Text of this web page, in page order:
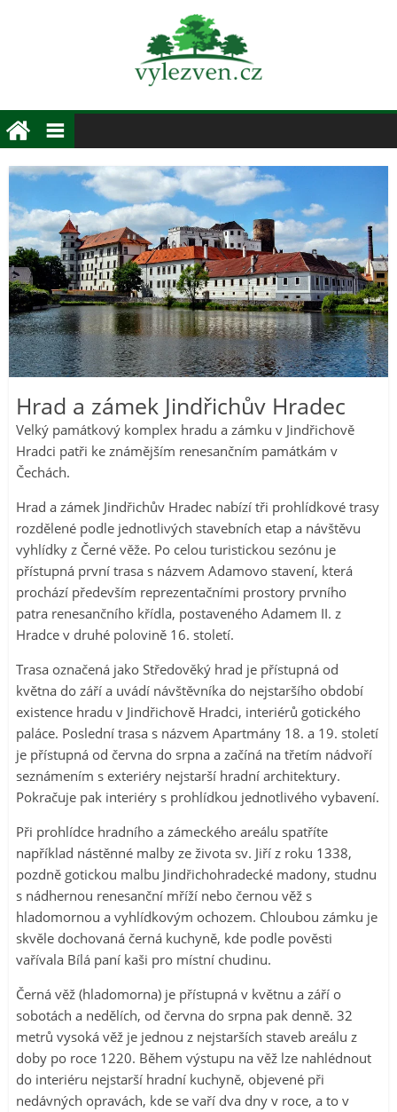
Hrad a zámek Jindřichův Hradec
Velký památkový komplex hradu a zámku v Jindřichově
Hradci patři ke známějším renesančním památkám v
Čechách.
Hrad a zámek Jindřichův Hradec nabízí tři prohlídkové trasy
rozdělené podle jednotlivých stavebních etap a návštěvu
vyhlídky z Černé věže. Po celou turistickou sezónu je
přístupná první trasa s názvem Adamovo stavení, která
prochází především reprezentačními prostory prvního
patra renesančního křídla, postaveného Adamem II. z
Hradce v druhé polovině 16. století.
Trasa označená jako Středověký hrad je přístupná od
května do září a uvádí návštěvníka do nejstaršího období
existence hradu v Jindřichově Hradci, interiérů gotického
paláce. Poslední trasa s názvem Apartmány 18. a 19. století
je přístupná od června do srpna a začíná na třetím nádvoří
seznámením s exteriéry nejstarší hradní architektury.
Pokračuje pak interiéry s prohlídkou jednotlivého vybavení.
Při prohlídce hradního a zámeckého areálu spatříte
například nástěnné malby ze života sv. Jiří z roku 1338,
pozdně gotickou malbu Jindřichohradecké madony, studnu
s nádhernou renesanční mříží nebo černou věž s
hladomornou a vyhlídkovým ochozem. Chloubou zámku je
skvěle dochovaná černá kuchyně, kde podle pověsti
vařívala Bílá paní kaši pro místní chudinu.
Černá věž (hladomorna) je přístupná v květnu a září o
sobotách a nedělích, od června do srpna pak denně. 32
metrů vysoká věž je jednou z nejstarších staveb areálu z
doby po roce 1220. Během výstupu na věž lze nahlédnout
do interiéru nejstarší hradní kuchyně, objevené při
nedávných opravách, kde se vaří dva dny v roce, a to v